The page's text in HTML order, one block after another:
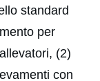
standard
per
(2)
con